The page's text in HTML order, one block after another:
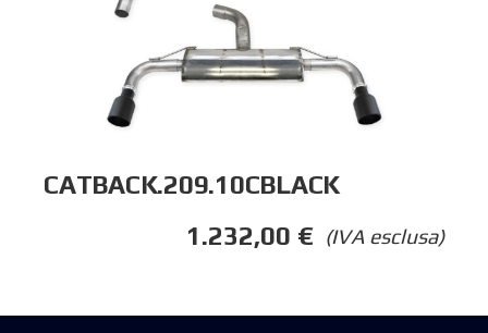
CATBACK.209.10CBLACK
(IVA esclusa)
1.232,00 €